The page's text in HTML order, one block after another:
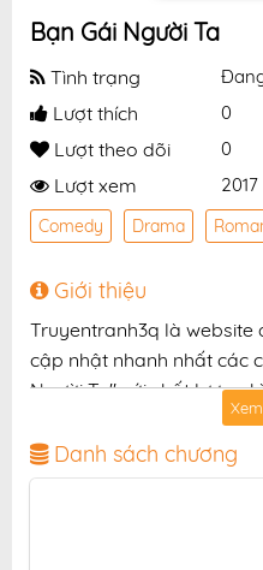
Bạn Gái Người Ta
Tình trạng
Lượt thích 0
Lượt theo dõi 0
Lượt xem 2017
Comedy Drama
Giới thiệu
Truyentranh3q là website
cập nhật nhanh nhất các
Người Ta" với chất lượng
chuẩn và giao diện thân
đọc truyện hấp dẫn, tiện
độc giả yêu thích truyện
Danh sách chương